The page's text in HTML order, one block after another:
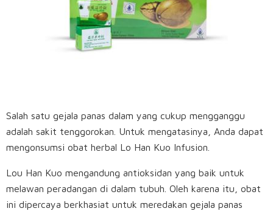
Salah satu gejala panas dalam yang cukup mengganggu
adalah sakit tenggorokan. Untuk mengatasinya, Anda dapat
mengonsumsi obat herbal Lo Han Kuo Infusion.
Lou Han Kuo mengandung antioksidan yang baik untuk
melawan peradangan di dalam tubuh. Oleh karena itu, obat
ini dipercaya berkhasiat untuk meredakan gejala panas